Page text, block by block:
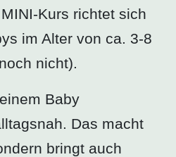
Kurs richtet sich
im Alter von ca. 3-8
nicht).
Baby
Das macht
bringt auch